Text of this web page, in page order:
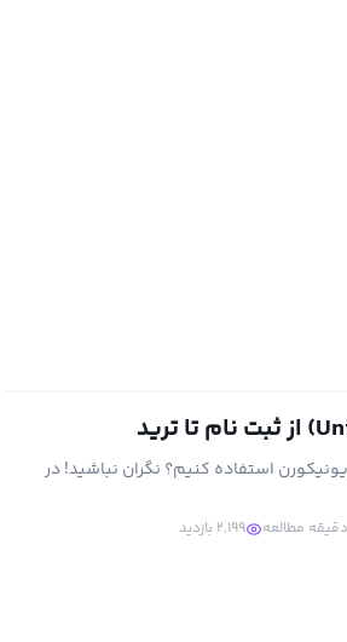
استفاده کنیم؟ نگران نباشید! در
۲,۱۹۹ بازدید